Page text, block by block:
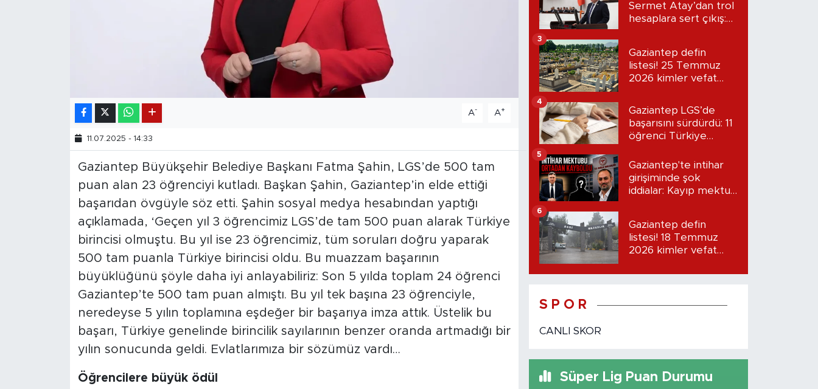
A- A+
11.07.2025 - 14:33
Gaziantep Büyükşehir Belediye Başkanı Fatma Şahin, LGS’de 500 tam
puan alan 23 öğrenciyi kutladı. Başkan Şahin, Gaziantep’in elde ettiği
başarıdan övgüyle söz etti. Şahin sosyal medya hesabından yaptığı
açıklamada, ‘Geçen yıl 3 öğrencimiz LGS’de tam 500 puan alarak Türkiye
birincisi olmuştu. Bu yıl ise 23 öğrencimiz, tüm soruları doğru yaparak
500 tam puanla Türkiye birincisi oldu. Bu muazzam başarının
büyüklüğünü şöyle daha iyi anlayabiliriz: Son 5 yılda toplam 24 öğrenci
Gaziantep’te 500 tam puan almıştı. Bu yıl tek başına 23 öğrenciyle,
neredeyse 5 yılın toplamına eşdeğer bir başarıya imza attık. Üstelik bu
başarı, Türkiye genelinde birincilik sayılarının benzer oranda artmadığı bir
yılın sonucunda geldi. Evlatlarımıza bir sözümüz vardı…
Öğrencilere büyük ödül
Sermet Atay’dan trol
hesaplara sert çıkış:
Gaziantep defin
listesi! 25 Temmuz
2026 kimler vefat
3
Gaziantep LGS’de
başarısını sürdürdü: 11
öğrenci Türkiye
4
Gaziantep'te intihar
girişiminde şok
iddialar: Kayıp mektup
5
Gaziantep defin
listesi! 18 Temmuz
2026 kimler vefat
6
S P O R
CANLI SKOR
Süper Lig Puan Durumu